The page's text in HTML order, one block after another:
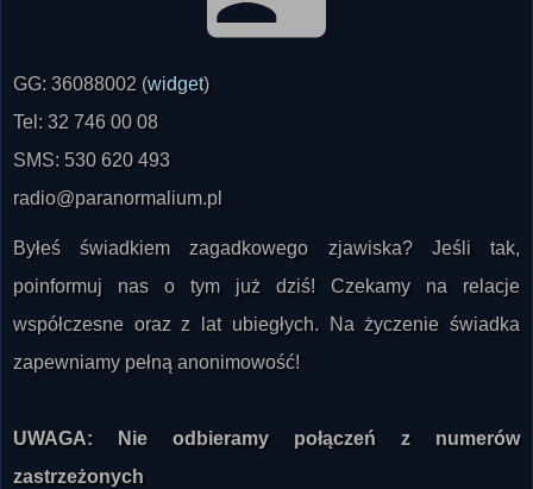
GG: 36088002 (widget)
Tel: 32 746 00 08
SMS: 530 620 493
radio@paranormalium.pl
Byłeś świadkiem zagadkowego zjawiska? Jeśli tak,
poinformuj nas o tym już dziś! Czekamy na relacje
współczesne oraz z lat ubiegłych. Na życzenie świadka
zapewniamy pełną anonimowość!
UWAGA: Nie odbieramy połączeń z numerów
zastrzeżonych